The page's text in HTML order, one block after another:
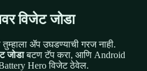
विजेट जोडा
तुम्हाला ॲप उघडण्याची गरज नाही.
जोडाबटण टॅप करा, आणि Android
Hero विजेट ठेवेल.